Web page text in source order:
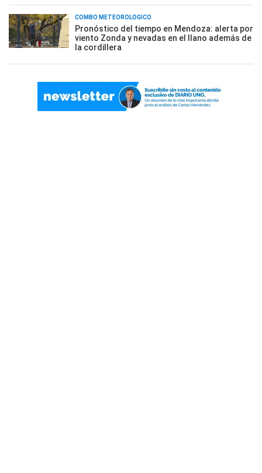
COMBO METEOROLÓGICO
Pronóstico del tiempo en Mendoza: alerta por
viento Zonda y nevadas en el llano además de
la cordillera